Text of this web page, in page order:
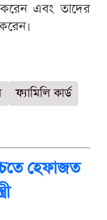
করেন এবং তাদের
ফ্যামিলি কার্ড
হেফাজত